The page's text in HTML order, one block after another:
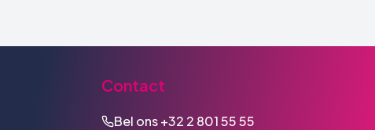
Contact
Bel ons+32 2 801 55 55